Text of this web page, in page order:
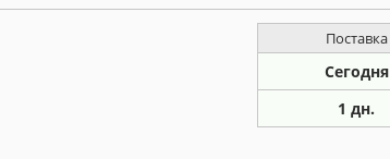
Поставка
Сегодня
1 дн.